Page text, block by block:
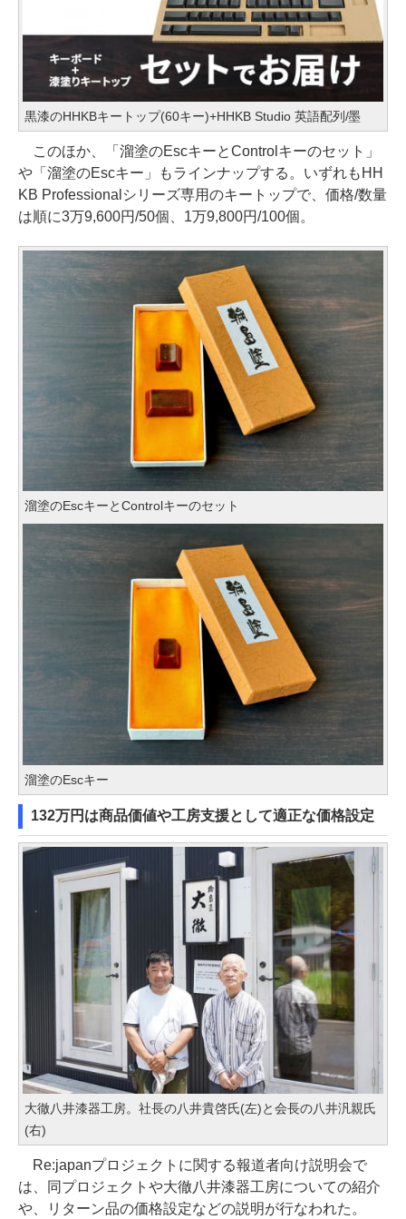
黒漆のHHKBキートップ(60キー)+HHKB Studio 英語配列/墨
このほか、「溜塗のEscキーとControlキーのセット」
や「溜塗のEscキー」もラインナップする。いずれもHH
KB Professionalシリーズ専用のキートップで、価格/数量
は順に3万9,600円/50個、1万9,800円/100個。
溜塗のEscキーとControlキーのセット
溜塗のEscキー
132万円は商品価値や工房支援として適正な価格設定
大徹八井漆器工房。社長の八井貴啓氏(左)と会長の八井汎親氏
(右)
Re:japanプロジェクトに関する報道者向け説明会で
は、同プロジェクトや大徹八井漆器工房についての紹介
や、リターン品の価格設定などの説明が行なわれた。